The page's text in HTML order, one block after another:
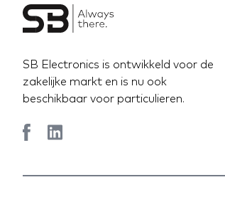
SB Electronics is ontwikkeld voor de
zakelijke markt en is nu ook
beschikbaar voor particulieren.